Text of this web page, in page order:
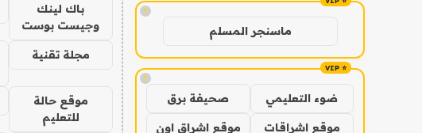
!
ماسنجر المسلم
!
ضوء التعليمي صحيفة برق
موقع اشراقات
موقع اشراق اون
باك لينك
وجيست بوست
مجلة تقنية
موقع حالة
للتعليم